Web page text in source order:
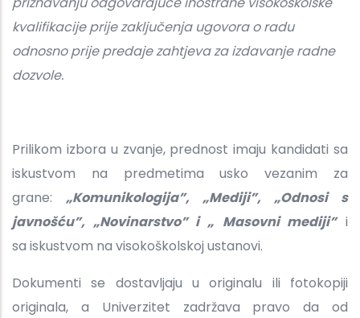
kvalifikacije prije zaključenja ugovora o radu
odnosno prije predaje zahtjeva za izdavanje radne
dozvole.
Prilikom izbora u zvanje, prednost imaju kandidati sa
iskustvom na predmetima usko vezanim za
grane: „Komunikologija”, „Mediji”, „Odnosi s
javnošću”, „Novinarstvo” i „ Masovni mediji”i
sa iskustvom na visokoškolskoj ustanovi.
Dokumenti se dostavljaju u originalu ili fotokopiji
originala, a Univerzitet zadržava pravo da od